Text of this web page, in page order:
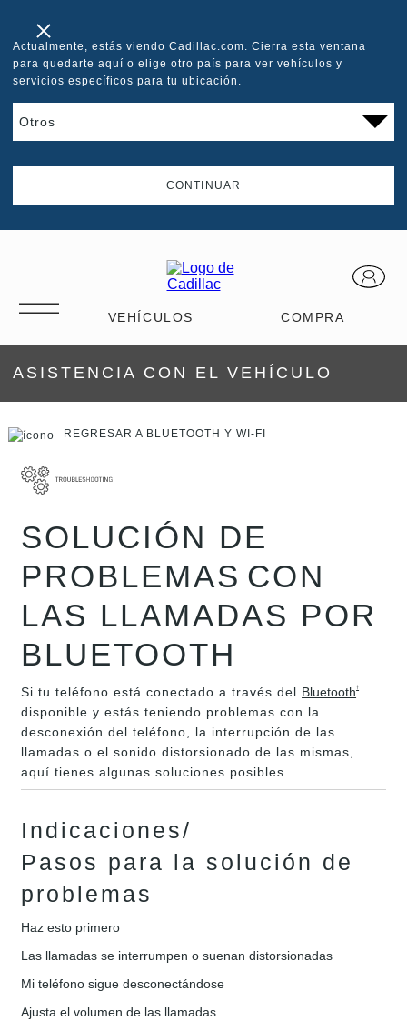
Actualmente, estás viendo Cadillac.com. Cierra esta ventana
para quedarte aquí o elige otro país para ver vehículos y
servicios específicos para tu ubicación.
CONTINUAR
ASISTENCIA CON EL VEHÍCULO
REGRESAR A BLUETOOTH Y WI-FI
SOLUCIÓN DE
PROBLEMAS CON
LAS LLAMADAS POR
BLUETOOTH
Si tu teléfono está conectado a través del Bluetooth†
disponible y estás teniendo problemas con la
desconexión del teléfono, la interrupción de las
llamadas o el sonido distorsionado de las mismas,
aquí tienes algunas soluciones posibles.​​​​​​​
Indicaciones/
Pasos para la solución de
problemas
Haz esto primero
Las llamadas se interrumpen o suenan distorsionadas
Mi teléfono sigue desconectándose
Ajusta el volumen de las llamadas